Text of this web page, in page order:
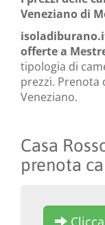
Veneziano di
offerte a
tipologia di
prezzi. Prenota
Veneziano.
Casa
prenota